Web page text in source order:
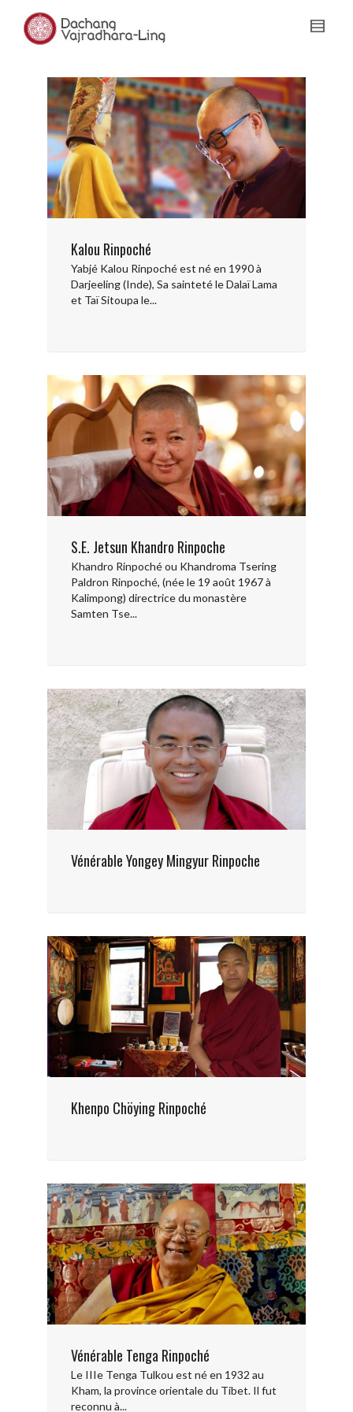
Kalou Rinpoché
Yabjé Kalou Rinpoché est né en 1990 à
Darjeeling (Inde), Sa sainteté le Dalaï Lama
et Taï Sitoupa le...
S.E. Jetsun Khandro Rinpoche
Khandro Rinpoché ou Khandroma Tsering
Paldron Rinpoché, (née le 19 août 1967 à
Kalimpong) directrice du monastère
Samten Tse...
Vénérable Yongey Mingyur Rinpoche
Khenpo Chöying Rinpoché
Vénérable Tenga Rinpoché
Le IIIe Tenga Tulkou est né en 1932 au
Kham, la province orientale du Tibet. Il fut
reconnu à...